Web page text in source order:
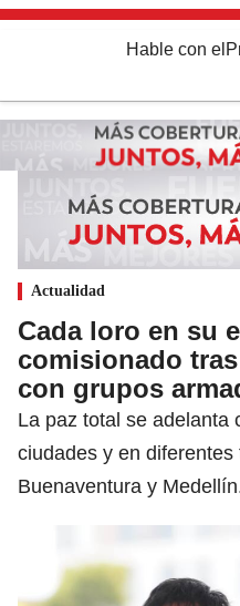
Hable con el
Actualidad
Cada loro en su
comisionado
con grupos
La paz total se adelanta
ciudades y en
Buenaventura y